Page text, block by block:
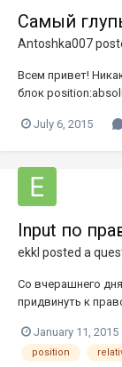
Самый
Antoshka007
Всем привет!
блок
блока
July 6, 2015
Input по
ekkl posted a
Со вчерашнего
придвинуть к
установлены
January 11, 2015
position